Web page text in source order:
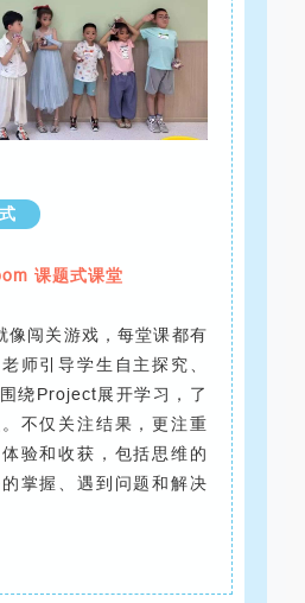
课题式课堂
闯关游戏，每堂课都有
师引导学生自主探究、
绕Project展开学习，了
不仅关注结果，更注重
验和收获，包括思维的
掌握、遇到问题和解决